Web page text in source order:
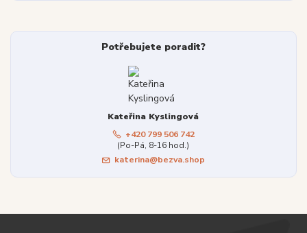
Potřebujete poradit?
Kateřina Kyslingová
+420 799 506 742
(Po-Pá, 8-16 hod.)
katerina@bezva.shop